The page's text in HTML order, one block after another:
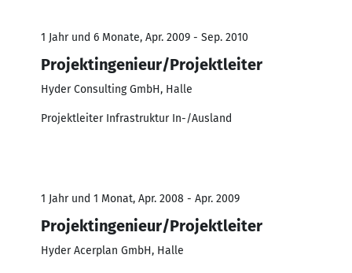
1 Jahr und 6 Monate, Apr. 2009 - Sep. 2010
Projektingenieur/Projektleiter
Hyder Consulting GmbH, Halle
Projektleiter Infrastruktur In-/Ausland
1 Jahr und 1 Monat, Apr. 2008 - Apr. 2009
Projektingenieur/Projektleiter
Hyder Acerplan GmbH, Halle